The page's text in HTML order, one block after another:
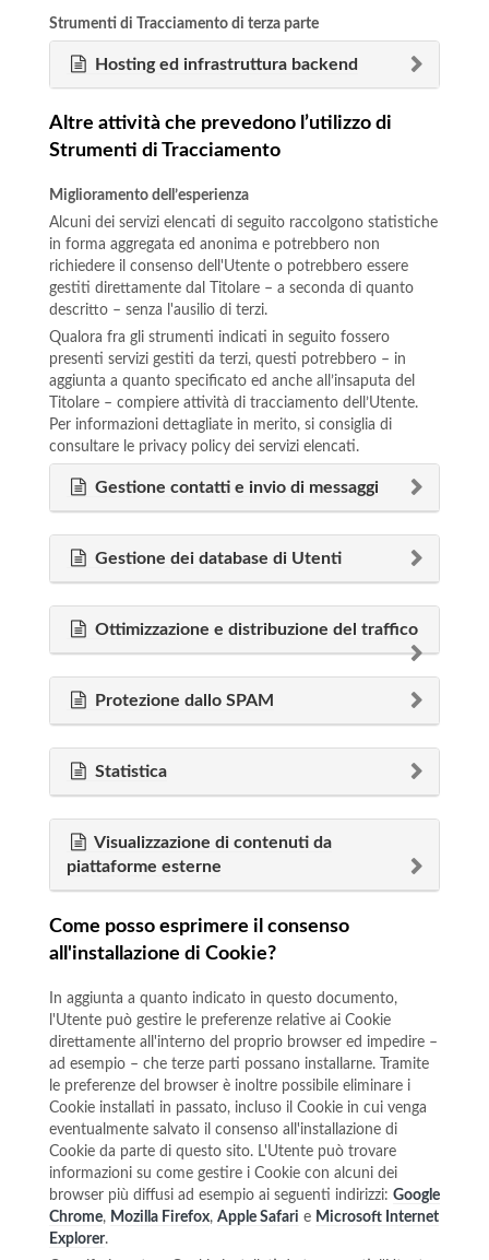
Strumenti di Tracciamento di terza parte
Hosting ed infrastruttura backend
Altre attività che prevedono l’utilizzo di
Strumenti di Tracciamento
Miglioramento dell’esperienza
Alcuni dei servizi elencati di seguito raccolgono statistiche
in forma aggregata ed anonima e potrebbero non
richiedere il consenso dell'Utente o potrebbero essere
gestiti direttamente dal Titolare – a seconda di quanto
descritto – senza l'ausilio di terzi.
Qualora fra gli strumenti indicati in seguito fossero
presenti servizi gestiti da terzi, questi potrebbero – in
aggiunta a quanto specificato ed anche all’insaputa del
Titolare – compiere attività di tracciamento dell’Utente.
Per informazioni dettagliate in merito, si consiglia di
consultare le privacy policy dei servizi elencati.
Gestione contatti e invio di messaggi
Gestione dei database di Utenti
Ottimizzazione e distribuzione del traffico
Protezione dallo SPAM
Statistica
Visualizzazione di contenuti da
piattaforme esterne
Come posso esprimere il consenso
all'installazione di Cookie?
In aggiunta a quanto indicato in questo documento,
l'Utente può gestire le preferenze relative ai Cookie
direttamente all'interno del proprio browser ed impedire –
ad esempio – che terze parti possano installarne. Tramite
le preferenze del browser è inoltre possibile eliminare i
Cookie installati in passato, incluso il Cookie in cui venga
eventualmente salvato il consenso all'installazione di
Cookie da parte di questo sito. L'Utente può trovare
informazioni su come gestire i Cookie con alcuni dei
browser più diffusi ad esempio ai seguenti indirizzi: Google
Chrome, Mozilla Firefox, Apple Safari e Microsoft Internet
Explorer.